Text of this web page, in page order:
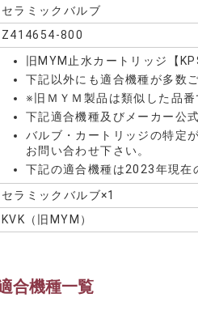
セラミックバルブ
Z414654-800
旧MYM止水カートリッジ【
下記以外にも適合機種が多数
※旧ＭＹＭ製品は類似した品
下記適合機種及びメーカー公
バルブ・カートリッジの特定
お問い合わせ下さい。
下記の適合機種は2023年現在
セラミックバルブ×1
KVK（旧MYM）
合機種一覧